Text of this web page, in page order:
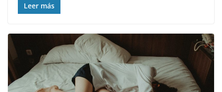
Leer más